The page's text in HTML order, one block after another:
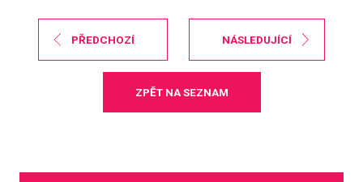
PŘEDCHOZÍ NÁSLEDUJÍCÍ
ZPĚT NA SEZNAM